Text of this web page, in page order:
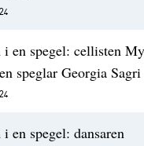
i en spegel: cellisten My
speglar Georgia Sagri
i en spegel: dansaren